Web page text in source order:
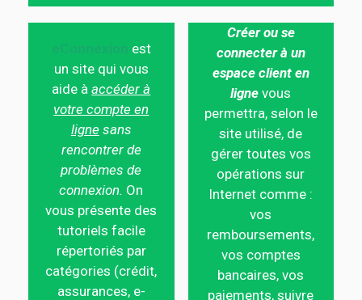
est
un site qui vous
aide àaccéder à
votre compte en
ligne sans
rencontrer de
problèmes de
connexion. On
vous présente des
tutoriels facile
répertoriés par
catégories (crédit,
assurances, e-
Créer ou se
connecter à un
espace client en
ligne vous
permettra, selon le
site utilisé, de
gérer toutes vos
opérations sur
Internet comme :
vos
remboursements,
vos comptes
bancaires, vos
paiements, suivre